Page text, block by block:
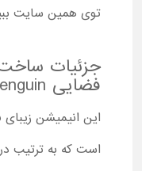
توی همین سایت
جزئیات
فضایی